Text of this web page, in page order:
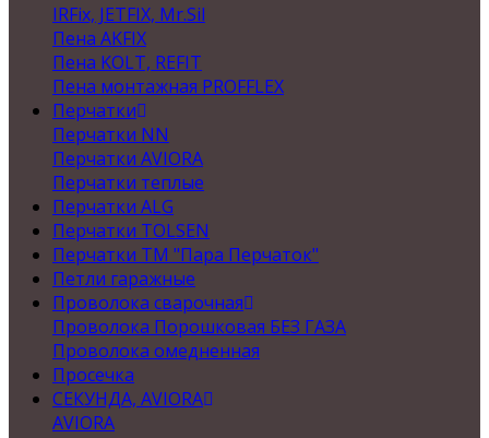
IRFix, JETFIX, Mr.Sil
Пена AKFIX
Пена KOLT, REFIT
Пена монтажная PROFFLEX
Перчатки
Перчатки NN
Перчатки AVIORA
Перчатки теплые
Перчатки ALG
Перчатки TOLSEN
Перчатки ТМ "Пара Перчаток"
Петли гаражные
Проволока сварочная
Проволока Порошковая БЕЗ ГАЗА
Проволока омедненная
Просечка
СЕКУНДА, AVIORA
AVIORA